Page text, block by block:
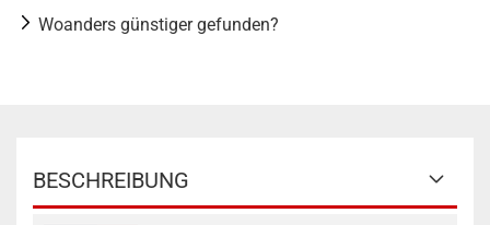
Woanders günstiger gefunden?
BESCHREIBUNG